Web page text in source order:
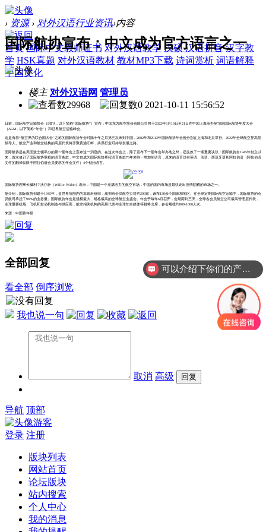
› 资源 › 对外汉语行业资讯›内容
首页 国际中文教师证书 对外汉语教学 汉硕汉语拼音 汉字教
学 HSK真题 对外汉语教材 教材MP3下载 诗词赏析 词语解释
中国文化
国际航协宣布：中文成为官方语言之一
楼主 对外汉语网 管理员
29968
0 2021-10-11 15:56:52
日前，国际航空运输协会（IATA，以下简称“国际航协”）宣布：中国东方航空股份有限公司将于2022年6月19日至21日在中国上海承办第78届国际航协年度大会
（AGM，以下简称“年会”）和世界航空运输峰会。
这是有着“航空界的联合国大会”之称的国际航协年会时隔十年之后第三次来到中国，2002年和2012年国际航协年会曾分别在上海和北京举行。2022年全球航空界高层
领导人、航空产业和航空机构的高层代表将齐聚黄浦江畔，共谋行业可持续发展之路。
国际航协是在美国波士顿举办的第77届年会上宣布这一消息的。在这次年会上，除了宣布下一届年会举办地之外，还生效了一项重要决议：国际航协自1945年创立以
来，首次修订了国际航协章程的语言条款，中文也成为国际航协章程语言条款76年来唯一增加的语言，原来的语言仅有英语、法语、西班牙语和阿拉伯语（阿拉伯语
文件的翻译仅限于阿拉伯语会员要求的年会文件）4个创始语言。
国际航协理事长威利？沃尔什（Willie Walsh）表示，中国是一个充满活力的航空市场，中国的国内市场是最快走出疫情阴霾的市场之一。
据介绍，国际航协创建于1945年，是世界范围内的非政府组织，现拥有会员航空公司约290家，遍布130余个国家和地区。在全球定期国际航空运输中，国际航协的会
员航司承担了98％的业务量。国际航协年会是规模最大、规格最高的全球航空业盛会。年会于每年6月召开，会期两到三天，全球各会员航空公司最高管理层代表，
全球重要机场、飞机和发动机制造与供应商，航空相关机构的高层代表与全球知名媒体等都将出席，参会规模约800-1000人次。
来源：中国青年报
全部回复
看全部 倒序浏览
我也说一句
取消 高级
导航 顶部
游客
登录 注册
版块列表
网站首页
论坛版块
站内搜索
个人中心
我的消息
可以介绍下你们的产品么？